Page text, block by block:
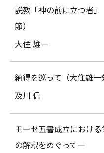
説教「神の前に立つ者
節）
大住 雄一
納得を巡って（大住雄一
及川 信
モーセ五書成立におけ
の解釈をめぐって―